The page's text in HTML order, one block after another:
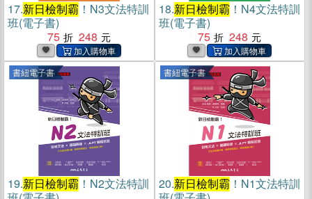
17.新日檢制霸 ！N3文法特訓
班(電子書)
75
248
18.新日檢制霸 ！N4文法特訓
班(電子書)
75
248
書紐電子書
19.新日檢制霸 ！N2文法特訓
書紐電子書
20.新日檢制霸 ！N1文法特訓